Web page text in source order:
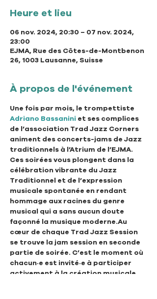
Heure et lieu
06 nov. 2024, 20:30 – 07 nov. 2024,
23:00
EJMA, Rue des Côtes-de-Montbenon
26, 1003 Lausanne, Suisse
À propos de l'événement
Une fois par mois, le trompettiste
Adriano Bassanini et ses complices
de l’association Trad Jazz Corners
animent des concerts-jams de Jazz
traditionnels à l’Atrium de l’EJMA.
Ces soirées vous plongent dans la
célébration vibrante du Jazz
Traditionnel et de l’expression
musicale spontanée en rendant
hommage aux racines du genre
musical qui a sans aucun doute
façonné la musique moderne.Au
cœur de chaque Trad Jazz Session
se trouve la jam session en seconde
partie de soirée. C’est le moment où
chacun·e est invité·e à participer
activement à la création musicale.